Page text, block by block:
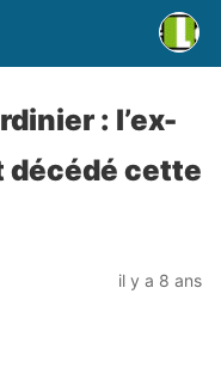
: l’ex-
décédé cette
il y a 8 ans